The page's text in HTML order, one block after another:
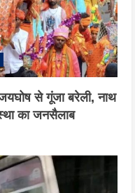
से गूंजा बरेली, नाथ
का जनसैलाब